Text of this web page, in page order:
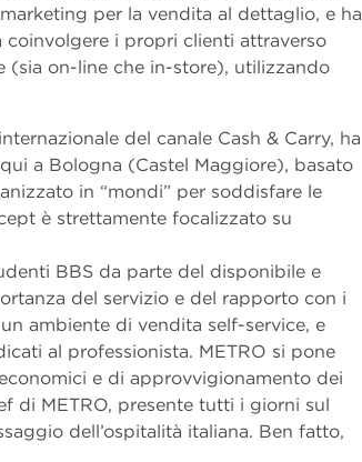
per la vendita al dettaglio, e ha
coinvolgere i propri clienti attraverso
(sia on-line che in-store), utilizzando
del canale Cash & Carry, ha
a Bologna (Castel Maggiore), basato
in “mondi” per soddisfare le
è strettamente focalizzato su
BBS da parte del disponibile e
del servizio e del rapporto con i
ambiente di vendita self-service, e
al professionista. METRO si pone
e di approvvigionamento dei
di METRO, presente tutti i giorni sul
dell’ospitalità italiana. Ben fatto,